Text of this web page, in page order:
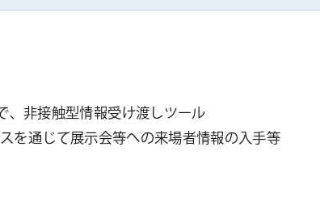
、非接触型情報受け渡しツール
を通じて展示会等への来場者情報の入手等